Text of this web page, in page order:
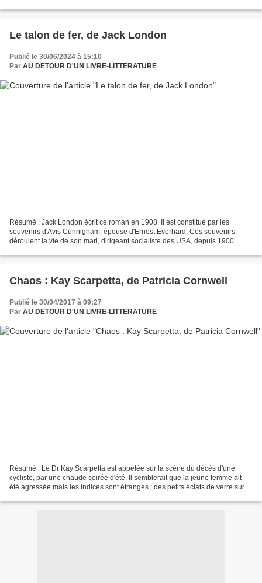
Le talon de fer, de Jack London
Publié le 30/06/2024 à 15:10
Par AU DETOUR D'UN LIVRE-LITTERATURE
Résumé : Jack London écrit ce roman en 1908. Il est constitué par les
souvenirs d'Avis Cunnigham, épouse d'Ernest Everhard. Ces souvenirs
déroulent la vie de son mari, dirigeant socialiste des USA, depuis 1900
Chaos : Kay Scarpetta, de Patricia Cornwell
Publié le 30/04/2017 à 09:27
Par AU DETOUR D'UN LIVRE-LITTERATURE
Résumé : Le Dr Kay Scarpetta est appelée sur la scène du décès d'une
cycliste, par une chaude soirée d'été. Il semblerait que la jeune femme ait
été agressée mais les indices sont étranges : des petits éclats de verre sur le